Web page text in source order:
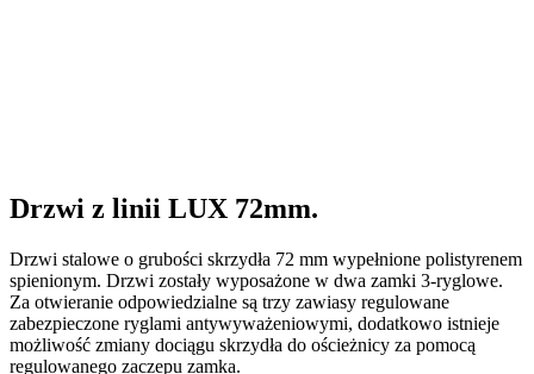
Drzwi z linii LUX 72mm.
Drzwi stalowe o grubości skrzydła 72 mm wypełnione polistyrenem
spienionym. Drzwi zostały wyposażone w dwa zamki 3-ryglowe.
Za otwieranie odpowiedzialne są trzy zawiasy regulowane
zabezpieczone ryglami antywyważeniowymi, dodatkowo istnieje
możliwość zmiany dociągu skrzydła do ościeżnicy za pomocą
regulowanego zaczepu zamka.